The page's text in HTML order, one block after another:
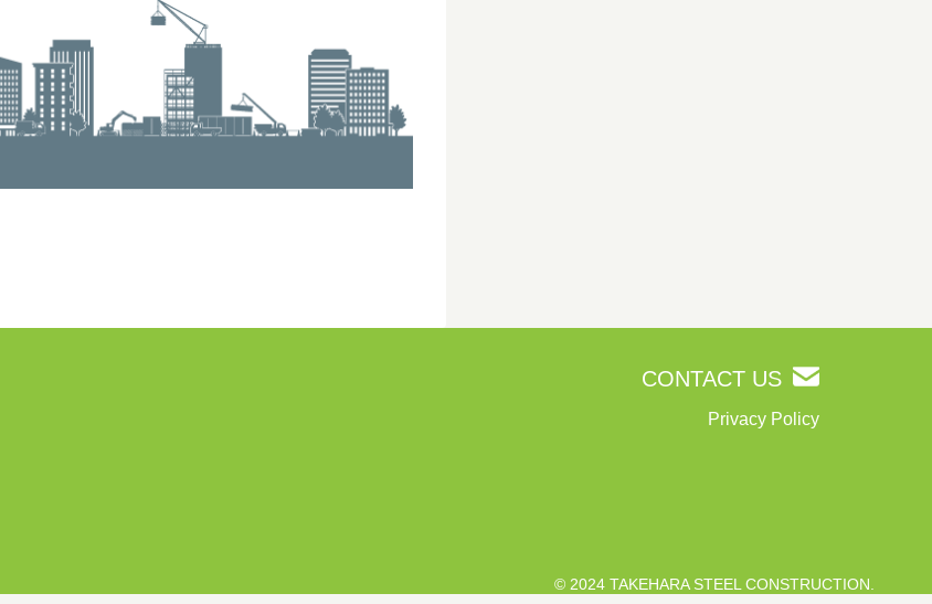
CONTACT US
Privacy Policy
© 2024 TAKEHARA STEEL CONSTRUCTION.